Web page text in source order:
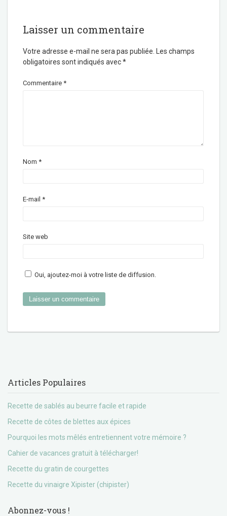
Laisser un commentaire
Votre adresse e-mail ne sera pas publiée.
Les champs
obligatoires sont indiqués avec*
Commentaire *
Nom *
E-mail *
Site web
Oui, ajoutez-moi à votre liste de diffusion.
Articles Populaires
Recette de sablés au beurre facile et rapide
Recette de côtes de blettes aux épices
Pourquoi les mots mêlés entretiennent votre mémoire ?
Cahier de vacances gratuit à télécharger!
Recette du gratin de courgettes
Recette du vinaigre Xipister (chipister)
Abonnez-vous !